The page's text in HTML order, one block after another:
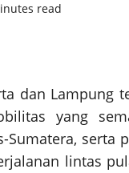
read
dan Lampung
yang
serta
lintas